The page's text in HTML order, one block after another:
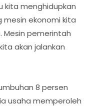
kita menghidupkan
mesin ekonomi kita
Mesin pemerintah
akan jalankan
8 persen
usaha memperoleh